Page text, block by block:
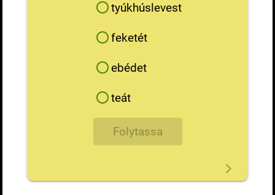
tyúkhúslevest
feketét
ebédet
teát
Folytassa